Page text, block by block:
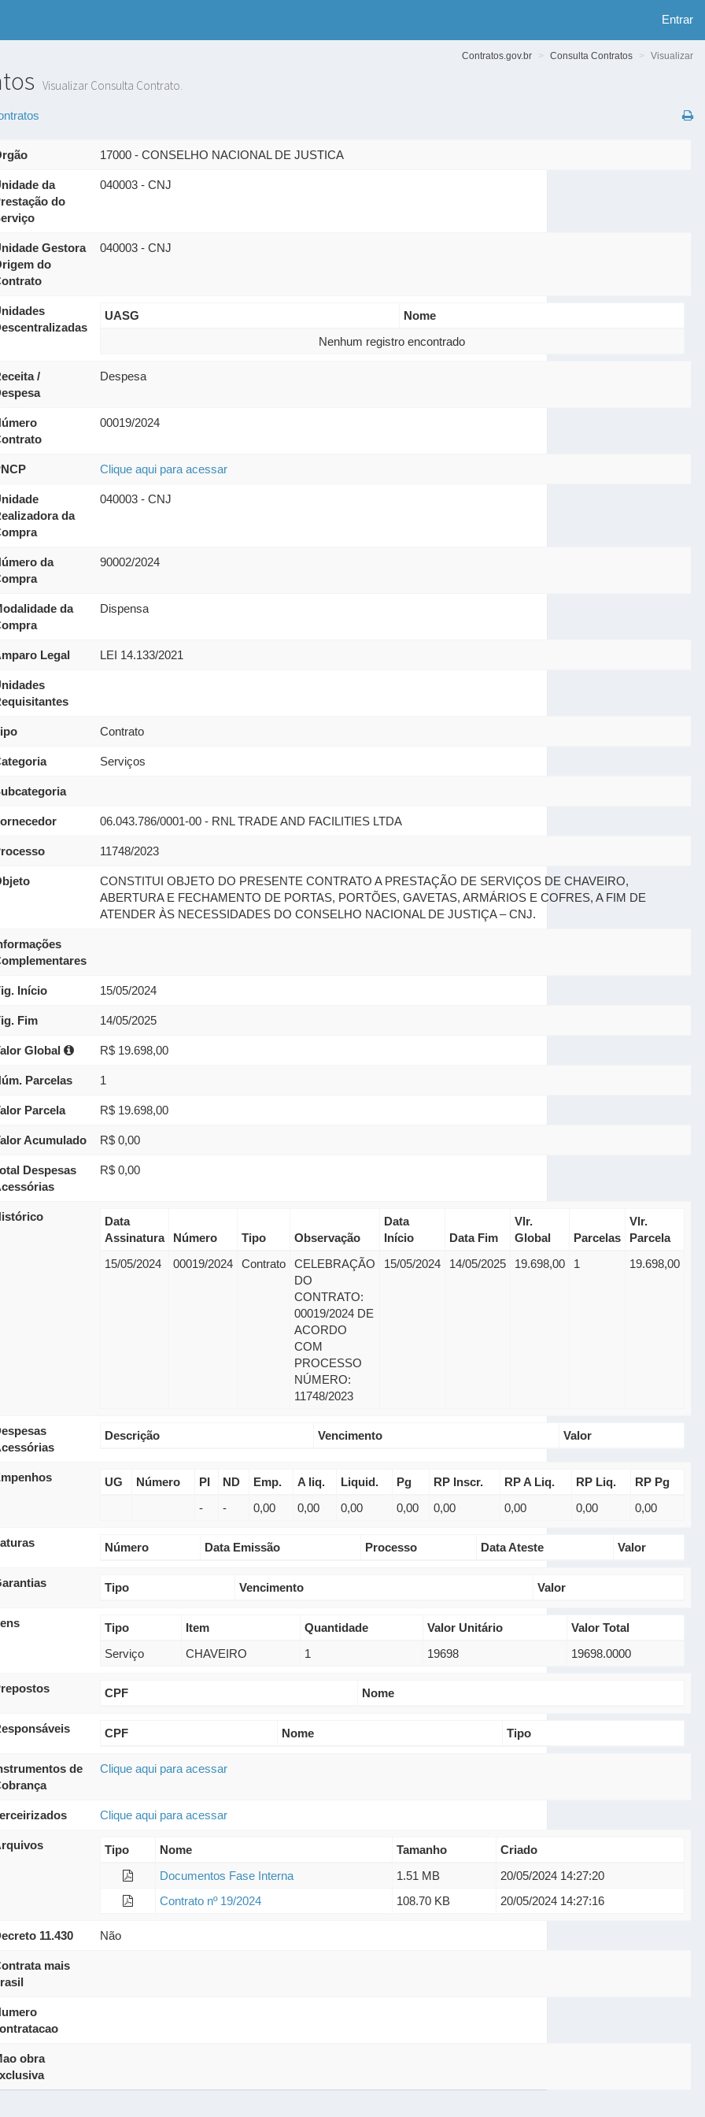
Entrar
Visualizar Consulta Contrato.
Contratos.gov.br Consulta Contratos Visualizar
17000 - CONSELHO NACIONAL DE JUSTICA
da
do
040003 - CNJ
Gestora
do
040003 - CNJ
UASG
Nome
Nenhum registro encontrado
/
Despesa
00019/2024
Clique aqui para acessar
da
040003 - CNJ
da
90002/2024
da
Dispensa
Legal LEI 14.133/2021
Contrato
Serviços
06.043.786/0001-00 - RNL TRADE AND FACILITIES LTDA
11748/2023
CONSTITUI OBJETO DO PRESENTE CONTRATO A PRESTAÇÃO DE SERVIÇOS DE CHAVEIRO,
ABERTURA E FECHAMENTO DE PORTAS, PORTÕES, GAVETAS, ARMÁRIOS E COFRES, A FIM DE
ATENDER ÀS NECESSIDADES DO CONSELHO NACIONAL DE JUSTIÇA – CNJ.
Início 15/05/2024
Fim 14/05/2025
Global R$ 19.698,00
Parcelas 1
Parcela R$ 19.698,00
Acumulado R$ 0,00
Despesas
R$ 0,00
Data
Assinatura
Número Tipo Observação
Data
Início
Data Fim
Vlr.
Global
Parcelas
Vlr.
Parcela
15/05/2024
00019/2024 Contrato
CELEBRAÇÃO
DO
CONTRATO:
00019/2024 DE
ACORDO
COM
PROCESSO
NÚMERO:
11748/2023
15/05/2024 14/05/2025 19.698,00 1 19.698,00
Descrição Vencimento Valor
UG Número PI ND Emp. A liq. Liquid. Pg RP Inscr. RP A Liq. RP Liq.
RP Pg
-
- 0,00 0,00 0,00 0,00 0,00 0,00 0,00 0,00
Número Data Emissão Processo Data Ateste Valor
Tipo Vencimento Valor
Tipo Item Quantidade Valor Unitário
Valor Total
Serviço
CHAVEIRO 1 19698 19698.0000
CPF Nome
CPF Nome Tipo
de
Clique aqui para acessar
Clique aqui para acessar
Tipo Nome Tamanho
Criado
Documentos Fase Interna
1.51 MB
20/05/2024 14:27:20
Contrato nº 19/2024
108.70 KB 20/05/2024 14:27:16
11.430 Não
mais
obra